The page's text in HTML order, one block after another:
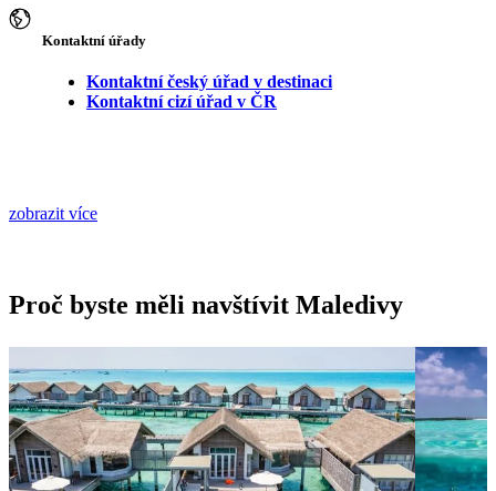
Kontaktní úřady
Kontaktní český úřad v destinaci
Kontaktní cizí úřad v ČR
zobrazit více
Proč byste měli navštívit Maledivy